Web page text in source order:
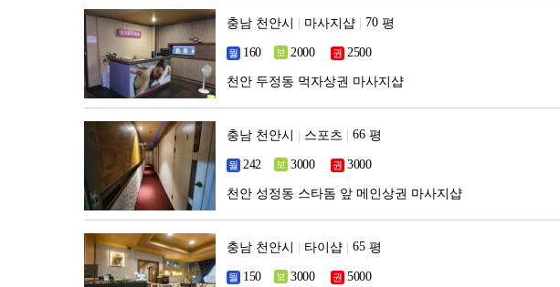
충남 천안시 마사지샵 평
천안 두정동 먹자상권 마사지샵
충남 천안시 스포츠 평
천안 성정동 스타돔 앞 메인상권 마사지샵
충남 천안시 타이샵 평